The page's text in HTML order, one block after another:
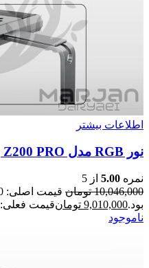
اطلاعات بیشتر
نور RGB مدل Z200 PRO برند Week aqua
نمره 5.00 از 5
10,046,000 تومان
بود.9,010,000 تومانقیمت فعلی: 9,010,000 تومان.
ناموجود